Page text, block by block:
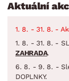
Aktuální
1. 8. - 31. 8. -
1. 8. - 31. 8. -
ZAHRADA.
6. 8. - 9. 8. -
DOPLNKY.